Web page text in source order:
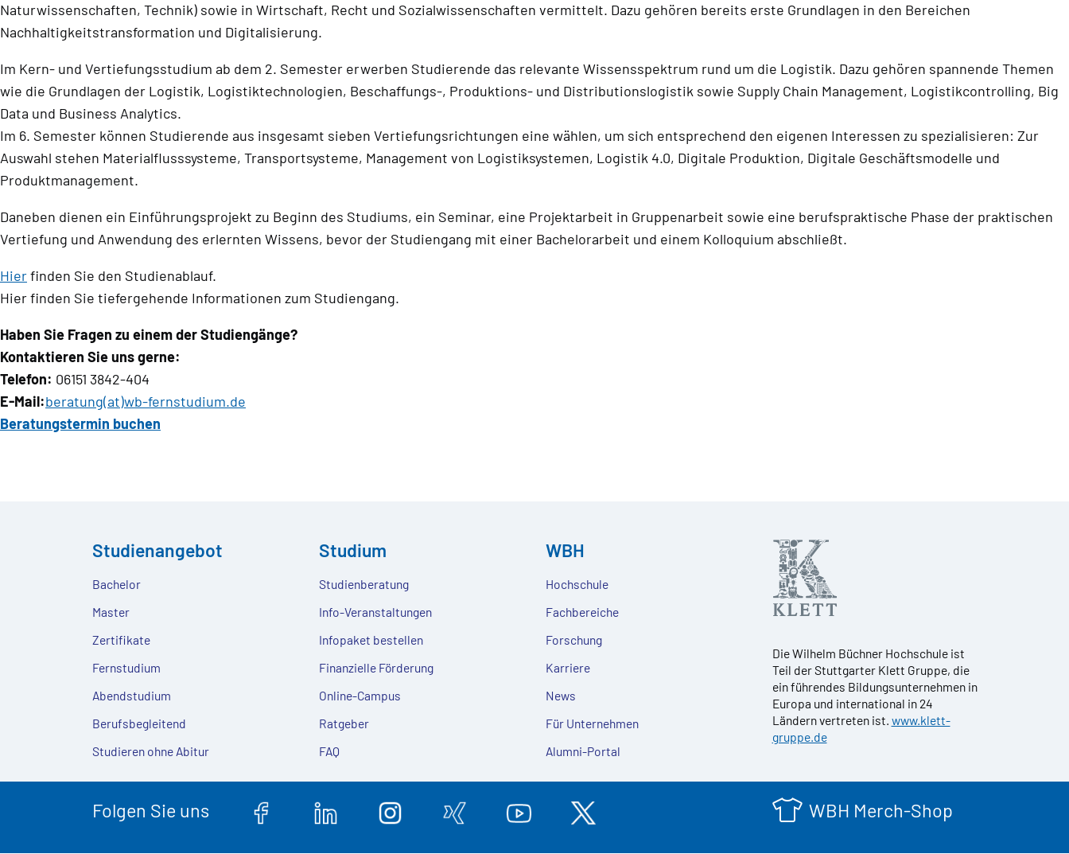
Naturwissenschaften, Technik) sowie in Wirtschaft, Recht und Sozialwissenschaften vermittelt. Dazu gehören bereits erste Grundlagen in den Bereichen
Nachhaltigkeitstransformation und Digitalisierung.
Im Kern- und Vertiefungsstudium ab dem 2. Semester erwerben Studierende das relevante Wissensspektrum rund um die Logistik. Dazu gehören spannende Themen
wie die Grundlagen der Logistik, Logistiktechnologien, Beschaffungs-, Produktions- und Distributionslogistik sowie Supply Chain Management, Logistikcontrolling, Big
Data und Business Analytics.
Im 6. Semester können Studierende aus insgesamt sieben Vertiefungsrichtungen eine wählen, um sich entsprechend den eigenen Interessen zu spezialisieren: Zur
Auswahl stehen Materialflusssysteme, Transportsysteme, Management von Logistiksystemen, Logistik 4.0, Digitale Produktion, Digitale Geschäftsmodelle und
Produktmanagement.
Daneben dienen ein Einführungsprojekt zu Beginn des Studiums, ein Seminar, eine Projektarbeit in Gruppenarbeit sowie eine berufspraktische Phase der praktischen
Vertiefung und Anwendung des erlernten Wissens, bevor der Studiengang mit einer Bachelorarbeit und einem Kolloquium abschließt.
Hierfinden Sie den Studienablauf.
Hier finden Sie tiefergehende Informationen zum Studiengang.
Haben Sie Fragen zu einem der Studiengänge?
Kontaktieren Sie uns gerne:
Telefon: 06151 3842-404
E-Mail:beratung(at)wb-fernstudium.de
Beratungstermin buchen
Studienangebot
Bachelor
Master
Zertifikate
Fernstudium
Abendstudium
Berufsbegleitend
Studieren ohne Abitur
Studium
Studienberatung
Info-Veranstaltungen
Infopaket bestellen
Finanzielle Förderung
Online-Campus
Ratgeber
FAQ
WBH
Hochschule
Fachbereiche
Forschung
Karriere
News
Für Unternehmen
Alumni-Portal
Die Wilhelm Büchner Hochschule ist
Teil der Stuttgarter Klett Gruppe, die
ein führendes Bildungsunternehmen in
Europa und international in 24
Ländern vertreten ist. www.klett-
gruppe.de
Folgen Sie uns WBH Merch-Shop